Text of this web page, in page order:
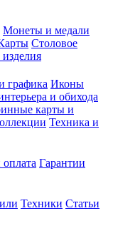
Монеты и медали
Столовое
графика Иконы
и обихода
карты и
Техника и
оплата Гарантии
Техники Статьи